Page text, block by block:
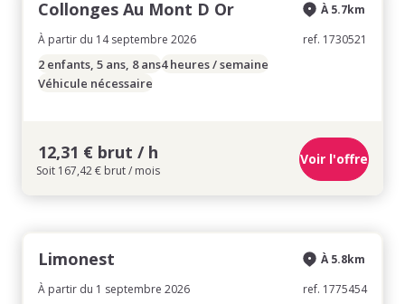
Collonges Au Mont D Or
À partir du 14 septembre 2026
À 5.7km
ref. 1730521
2 enfants, 5 ans, 8 ans4 heures / semaine
Véhicule nécessaire
12,31 € brut / h
Soit 167,42 € brut / mois
Voir l'offre
Limonest
À partir du 1 septembre 2026
À 5.8km
ref. 1775454